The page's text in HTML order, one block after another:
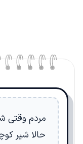
مردم وقتی
حالا شیر